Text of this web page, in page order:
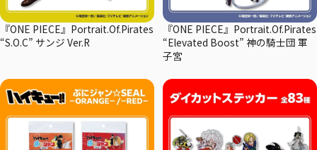
『ONE PIECE』Portrait.Of.Pirates
“S.O.C” サンジ Ver.R
『ONE PIECE』Portrait.Of.Pirates
“Elevated Boost” 神の騎士団 軍
子宮